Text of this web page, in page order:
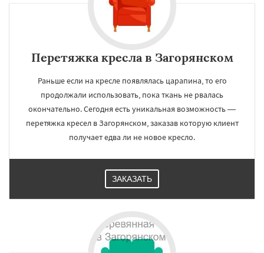
Перетяжка кресла в Загорянском
Раньше если на кресле появлялась царапина, то его
продолжали использовать, пока ткань не рвалась
окончательно. Сегодня есть уникальная возможность —
перетяжка кресел в Загорянском, заказав которую клиент
получает едва ли не новое кресло.
ЗАКАЗАТЬ